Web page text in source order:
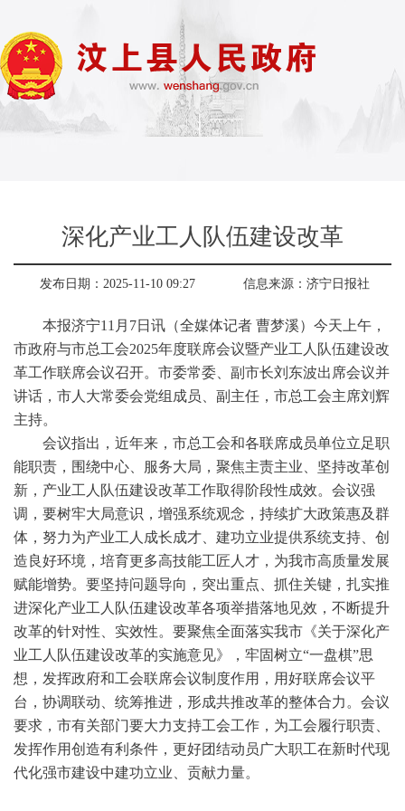
深化产业工人队伍建设改革
发布日期：2025-11-10 09:27 信息来源： 济宁日报社
本报济宁11月7日讯（全媒体记者 曹梦溪）今天上午，
市政府与市总工会2025年度联席会议暨产业工人队伍建设改
革工作联席会议召开。市委常委、副市长刘东波出席会议并
讲话，市人大常委会党组成员、副主任，市总工会主席刘辉
主持。
会议指出，近年来，市总工会和各联席成员单位立足职
能职责，围绕中心、服务大局，聚焦主责主业、坚持改革创
新，产业工人队伍建设改革工作取得阶段性成效。会议强
调，要树牢大局意识，增强系统观念，持续扩大政策惠及群
体，努力为产业工人成长成才、建功立业提供系统支持、创
造良好环境，培育更多高技能工匠人才，为我市高质量发展
赋能增势。要坚持问题导向，突出重点、抓住关键，扎实推
进深化产业工人队伍建设改革各项举措落地见效，不断提升
改革的针对性、实效性。要聚焦全面落实我市《关于深化产
业工人队伍建设改革的实施意见》，牢固树立“一盘棋”思
想，发挥政府和工会联席会议制度作用，用好联席会议平
台，协调联动、统筹推进，形成共推改革的整体合力。会议
要求，市有关部门要大力支持工会工作，为工会履行职责、
发挥作用创造有利条件，更好团结动员广大职工在新时代现
代化强市建设中建功立业、贡献力量。